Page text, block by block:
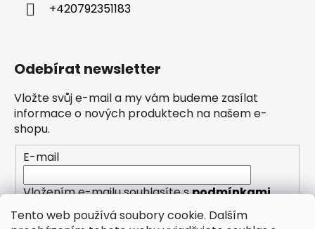
Tento web používá soubory cookie. Dalším
+420792351183
Odebírat newsletter
Vložte svůj e-mail a my vám budeme zasílat
informace o nových produktech na našem e-
shopu.
E-mail
Vložením e-mailu souhlasíte spodmínkami
ochrany osobních údajů